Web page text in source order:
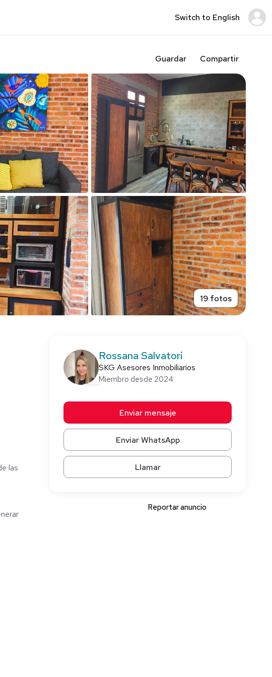
Switch to English
Guardar Compartir
19 fotos
las
Rossana Salvatori
SKG Asesores Inmobiliarios
Miembro desde 2024
Enviar mensaje
Enviar WhatsApp
Llamar
Reportar anuncio